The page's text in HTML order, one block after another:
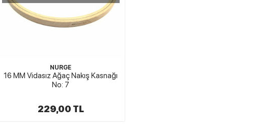
NURGE
16 MM Vidasız Ağaç Nakış Kasnağı
No: 7
229,00 TL